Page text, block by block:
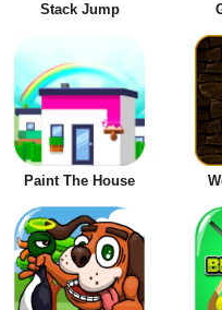
Stack Jump
Paint The House